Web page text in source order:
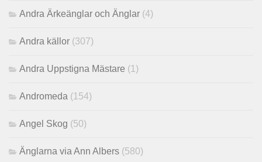
Andra Ärkeänglar och Änglar (4)
Andra källor (307)
Andra Uppstigna Mästare (1)
Andromeda (154)
Angel Skog (50)
Änglarna via Ann Albers (580)